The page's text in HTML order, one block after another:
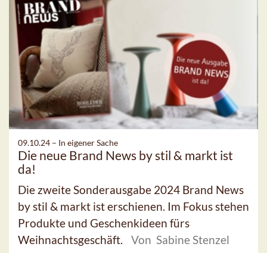
09.10.24 – In eigener Sache
Die neue Brand News by stil & markt ist
da!
Die zweite Sonderausgabe 2024 Brand News
by stil & markt ist erschienen. Im Fokus stehen
Produkte und Geschenkideen fürs
Weihnachtsgeschäft.
Von Sabine Stenzel